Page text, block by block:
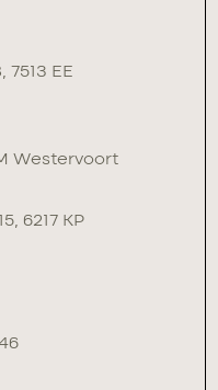
EE
Westervoort
6217 KP